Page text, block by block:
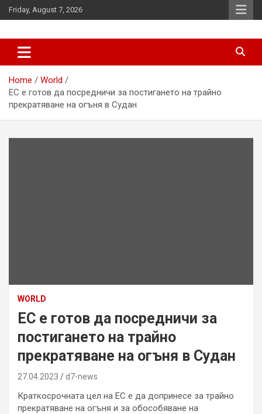
Skip
to
Friday, August 7, 2026
d7-news.com
Home
World
ЕС е готов да посредничи за постигането на трайно
прекратяване на огъня в Судан
WORLD
ЕС е готов да посредничи за
постигането на трайно
прекратяване на огъня в Судан
27.04.2023 d7-news
Краткосрочната цел на ЕС е да допринесе за трайно
прекратяване на огъня и за обособяване на